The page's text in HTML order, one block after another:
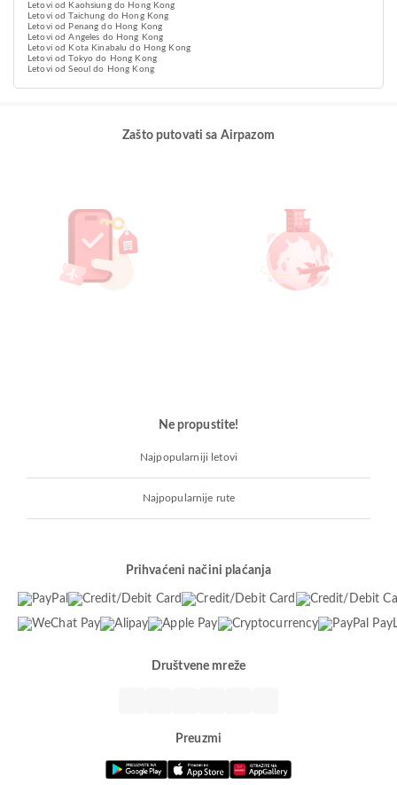
Letovi od Kaohsiung do Hong Kong
Letovi od Taichung do Hong Kong
Letovi od Penang do Hong Kong
Letovi od Angeles do Hong Kong
Letovi od Kota Kinabalu do Hong Kong
Letovi od Tokyo do Hong Kong
Letovi od Seoul do Hong Kong
Zašto putovati sa Airpazom
Ne propustite!
Najpopularniji letovi
Najpopularnije rute
Prihvaćeni načini plaćanja
Društvene mreže
Preuzmi